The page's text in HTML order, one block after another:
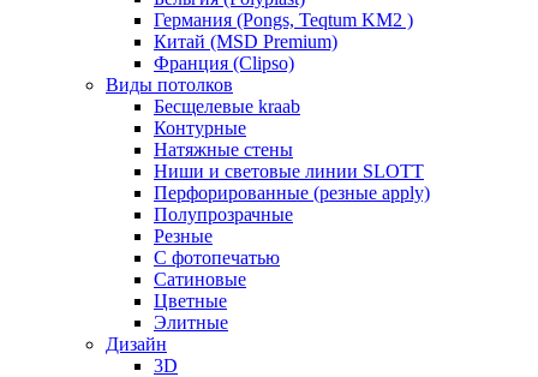
Германия (Pongs, Teqtum KM2 )
Китай (MSD Premium)
Франция (Clipso)
Виды потолков
Бесщелевые kraab
Контурные
Натяжные стены
Ниши и световые линии SLOTT
Перфорированные (резные apply)
Полупрозрачные
Резные
С фотопечатью
Сатиновые
Цветные
Элитные
Дизайн
3D